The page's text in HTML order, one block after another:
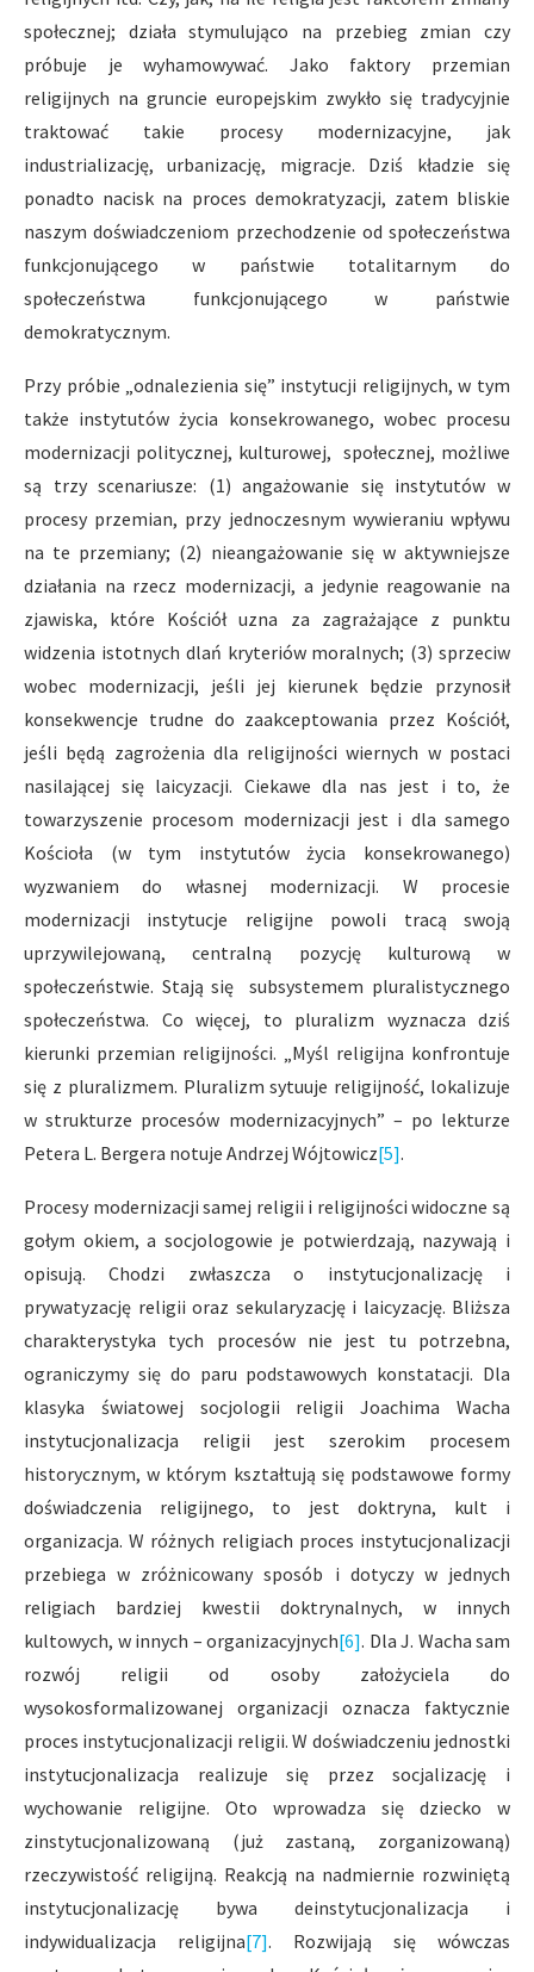
społecznej; działa stymulująco na przebieg zmian czy
próbuje je wyhamowywać. Jako faktory przemian
religijnych na gruncie europejskim zwykło się tradycyjnie
traktować takie procesy modernizacyjne, jak
industrializację, urbanizację, migracje. Dziś kładzie się
ponadto nacisk na proces demokratyzacji, zatem bliskie
naszym doświadczeniom przechodzenie od społeczeństwa
funkcjonującego w państwie totalitarnym do
społeczeństwa funkcjonującego w państwie
demokratycznym.
Przy próbie „odnalezienia się” instytucji religijnych, w tym
także instytutów życia konsekrowanego, wobec procesu
modernizacji politycznej, kulturowej, społecznej, możliwe
są trzy scenariusze: (1) angażowanie się instytutów w
procesy przemian, przy jednoczesnym wywieraniu wpływu
na te przemiany; (2) nieangażowanie się w aktywniejsze
działania na rzecz modernizacji, a jedynie reagowanie na
zjawiska, które Kościół uzna za zagrażające z punktu
widzenia istotnych dlań kryteriów moralnych; (3) sprzeciw
wobec modernizacji, jeśli jej kierunek będzie przynosił
konsekwencje trudne do zaakceptowania przez Kościół,
jeśli będą zagrożenia dla religijności wiernych w postaci
nasilającej się laicyzacji. Ciekawe dla nas jest i to, że
towarzyszenie procesom modernizacji jest i dla samego
Kościoła (w tym instytutów życia konsekrowanego)
wyzwaniem do własnej modernizacji. W procesie
modernizacji instytucje religijne powoli tracą swoją
uprzywilejowaną, centralną pozycję kulturową w
społeczeństwie. Stają się subsystemem pluralistycznego
społeczeństwa. Co więcej, to pluralizm wyznacza dziś
kierunki przemian religijności. „Myśl religijna konfrontuje
się z pluralizmem. Pluralizm sytuuje religijność, lokalizuje
w strukturze procesów modernizacyjnych” – po lekturze
Petera L. Bergera notuje Andrzej Wójtowicz[5].
Procesy modernizacji samej religii i religijności widoczne są
gołym okiem, a socjologowie je potwierdzają, nazywają i
opisują. Chodzi zwłaszcza o instytucjonalizację i
prywatyzację religii oraz sekularyzację i laicyzację. Bliższa
charakterystyka tych procesów nie jest tu potrzebna,
ograniczymy się do paru podstawowych konstatacji. Dla
klasyka światowej socjologii religii Joachima Wacha
instytucjonalizacja religii jest szerokim procesem
historycznym, w którym kształtują się podstawowe formy
doświadczenia religijnego, to jest doktryna, kult i
organizacja. W różnych religiach proces instytucjonalizacji
przebiega w zróżnicowany sposób i dotyczy w jednych
religiach bardziej kwestii doktrynalnych, w innych
kultowych, w innych – organizacyjnych[6]. Dla J. Wacha sam
rozwój religii od osoby założyciela do
wysokosformalizowanej organizacji oznacza faktycznie
proces instytucjonalizacji religii. W doświadczeniu jednostki
instytucjonalizacja realizuje się przez socjalizację i
wychowanie religijne. Oto wprowadza się dziecko w
zinstytucjonalizowaną (już zastaną, zorganizowaną)
rzeczywistość religijną. Reakcją na nadmiernie rozwiniętą
instytucjonalizację bywa deinstytucjonalizacja i
indywidualizacja religijna[7]. Rozwijają się wówczas